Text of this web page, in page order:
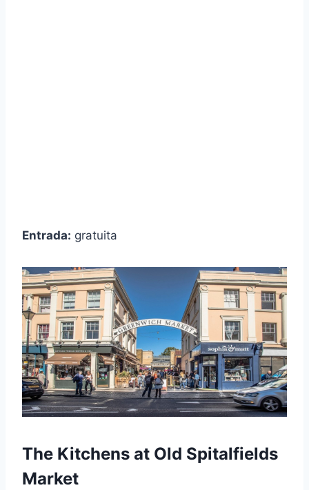
Entrada: gratuita
The Kitchens at Old Spitalfields
Market